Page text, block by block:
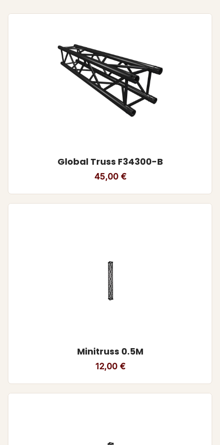
Global Truss F34300-B
45,00 €
Minitruss 0.5M
12,00 €